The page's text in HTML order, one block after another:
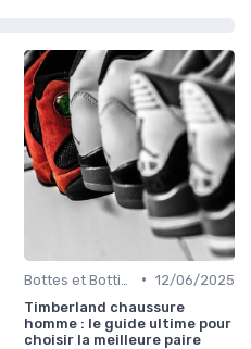
• 12/06/2025
Timberland chaussure
homme : le guide ultime pour
choisir la meilleure paire